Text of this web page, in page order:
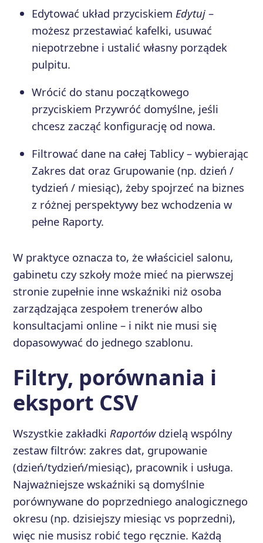
Edytować układ przyciskiem Edytuj –
możesz przestawiać kafelki, usuwać
niepotrzebne i ustalić własny porządek
pulpitu.
Wrócić do stanu początkowego
przyciskiem Przywróć domyślne, jeśli
chcesz zacząć konfigurację od nowa.
Filtrować dane na całej Tablicy – wybierając
Zakres dat oraz Grupowanie (np. dzień /
tydzień / miesiąc), żeby spojrzeć na biznes
z różnej perspektywy bez wchodzenia w
pełne Raporty.
W praktyce oznacza to, że właściciel salonu,
gabinetu czy szkoły może mieć na pierwszej
stronie zupełnie inne wskaźniki niż osoba
zarządzająca zespołem trenerów albo
konsultacjami online – i nikt nie musi się
dopasowywać do jednego szablonu.
Filtry, porównania i
eksport CSV
Wszystkie zakładki Raportówdzielą wspólny
zestaw filtrów: zakres dat, grupowanie
(dzień/tydzień/miesiąc), pracownik i usługa.
Najważniejsze wskaźniki są domyślnie
porównywane do poprzedniego analogicznego
okresu (np. dzisiejszy miesiąc vs poprzedni),
więc nie musisz robić tego ręcznie. Każdą